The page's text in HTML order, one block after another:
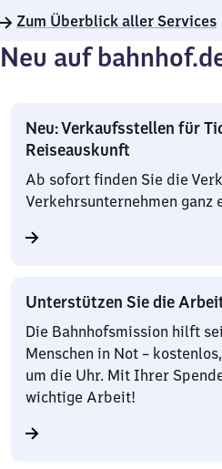
Zum Überblick aller Services
Neu auf
Neu: Verkaufsstellen für
Reiseauskunft
Ab sofort finden Sie die
Verkehrsunternehmen ganz
Unterstützen Sie die
Die Bahnhofsmission hilft
Menschen in Not –
um die Uhr. Mit Ihrer
wichtige Arbeit!